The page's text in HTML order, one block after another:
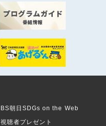
BS朝日SDGs on the Web
視聴者プレゼント